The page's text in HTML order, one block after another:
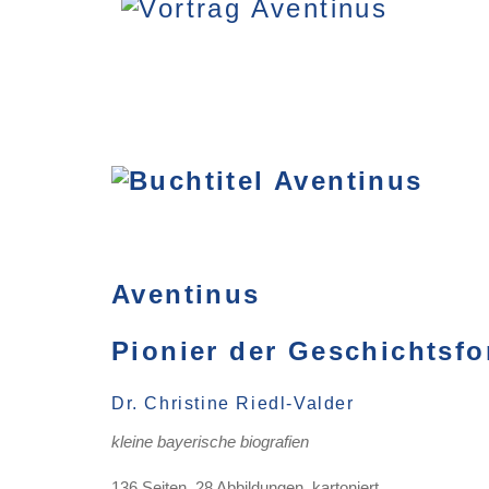
Aventinus
Pionier der
Dr. Christine Riedl-Valder
kleine bayerische biografien